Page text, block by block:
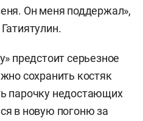
Он меня поддержал»,
предстоит серьезное
сохранить костяк
парочку недостающих
в новую погоню за